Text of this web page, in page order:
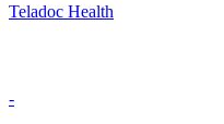
Teladoc Health
-